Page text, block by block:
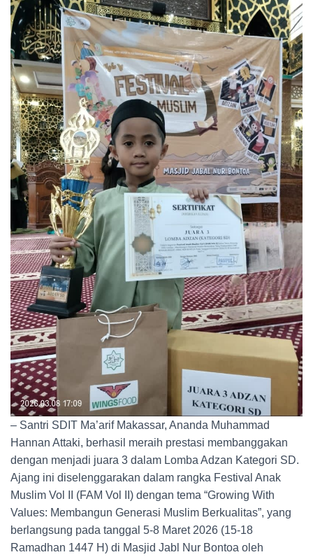
– Santri SDIT Ma’arif Makassar, Ananda Muhammad
Hannan Attaki, berhasil meraih prestasi membanggakan
dengan menjadi juara 3 dalam Lomba Adzan Kategori SD.
Ajang ini diselenggarakan dalam rangka Festival Anak
Muslim Vol II (FAM Vol II) dengan tema “Growing With
Values: Membangun Generasi Muslim Berkualitas”, yang
berlangsung pada tanggal 5-8 Maret 2026 (15-18
Ramadhan 1447 H) di Masjid Jabl Nur Bontoa oleh